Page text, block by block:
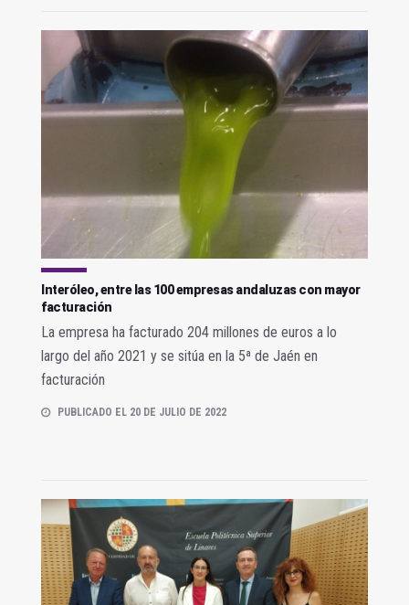
Interóleo, entre las 100 empresas andaluzas con mayor
facturación
La empresa ha facturado 204 millones de euros a lo
largo del año 2021 y se sitúa en la 5ª de Jaén en
facturación
PUBLICADO EL 20 DE JULIO DE 2022